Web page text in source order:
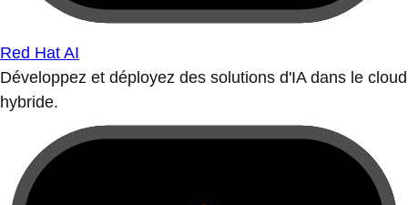
Red Hat AI
Développez et déployez des solutions d'IA dans le cloud
hybride.